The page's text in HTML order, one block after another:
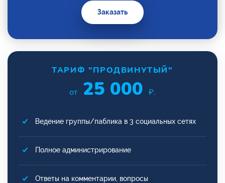
Заказать
ТАРИФ "ПРОДВИНУТЫЙ"
от 25 000 ₽.
Ведение группы/паблика в 3 социальных сетях
Полное администрирование
Ответы на комментарии, вопросы